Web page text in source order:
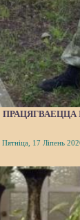
Пятніца, 17 Ліпень